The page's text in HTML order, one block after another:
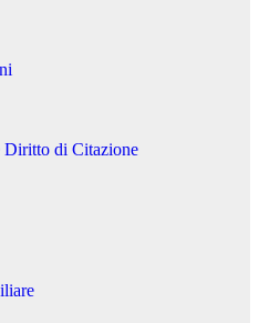
Diritto di Citazione